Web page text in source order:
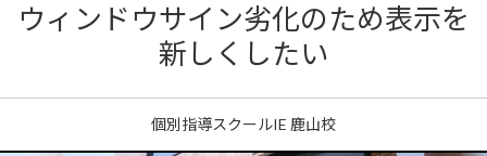
ウィンドウサイン劣化のため表示を
新しくしたい
個別指導スクールIE 鹿山校